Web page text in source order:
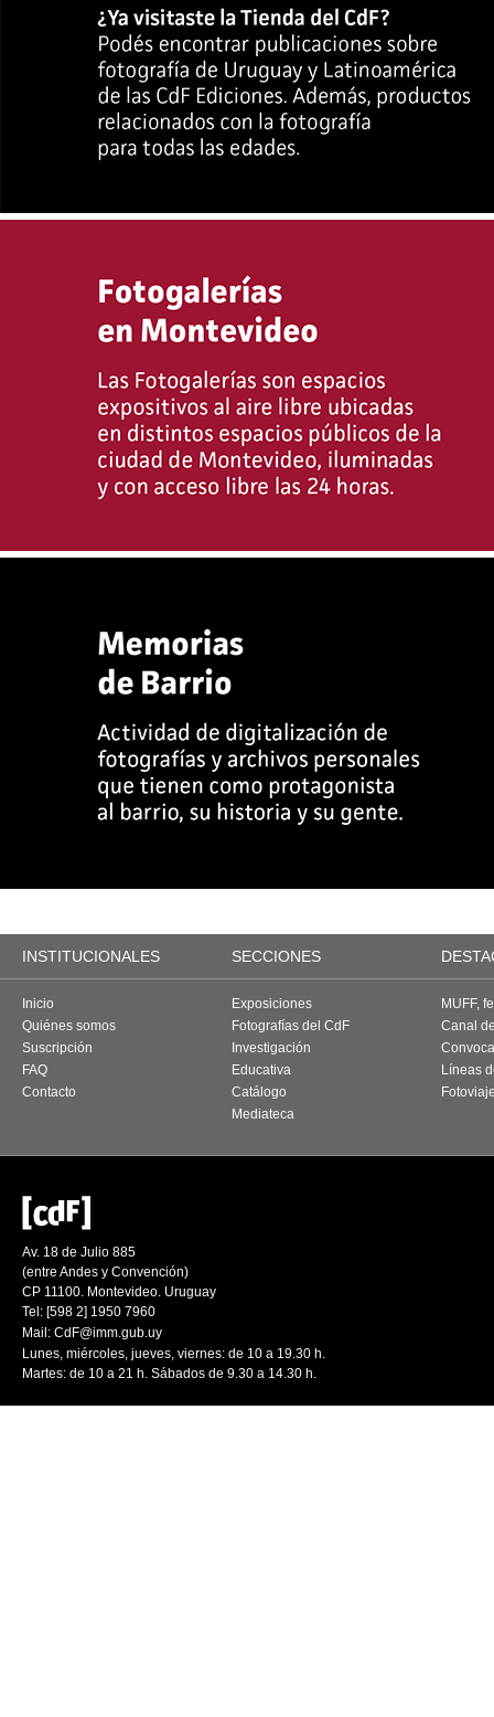
INSTITUCIONALES SECCIONES
Inicio
Quiénes somos
Suscripción
FAQ
Contacto
Exposiciones
Fotografías del CdF
Investigación
Educativa
Catálogo
Mediateca
MUFF,
Canal
Líneas
Av. 18 de Julio 885
(entre Andes y Convención)
CP 11100. Montevideo. Uruguay
Tel: [598 2] 1950 7960
Mail: CdF@imm.gub.uy
Lunes, miércoles, jueves, viernes: de 10 a 19.30 h.
Martes: de 10 a 21 h. Sábados de 9.30 a 14.30 h.